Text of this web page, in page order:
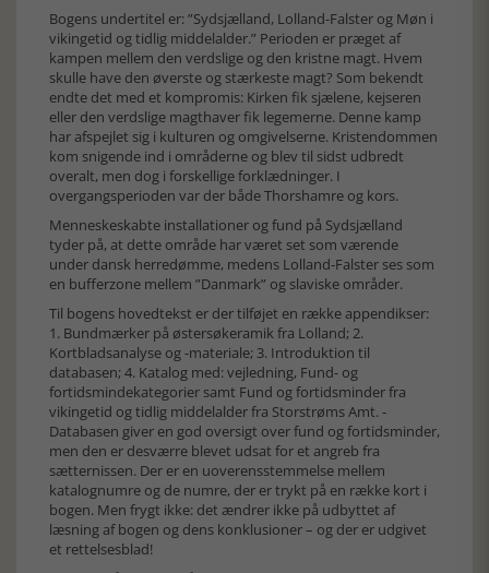
Bogens undertitel er: ”Sydsjælland, Lolland-Falster og Møn i
vikingetid og tidlig middelalder.” Perioden er præget af
kampen mellem den verdslige og den kristne magt. Hvem
skulle have den øverste og stærkeste magt? Som bekendt
endte det med et kompromis: Kirken fik sjælene, kejseren
eller den verdslige magthaver fik legemerne. Denne kamp
har afspejlet sig i kulturen og omgivelserne. Kristendommen
kom snigende ind i områderne og blev til sidst udbredt
overalt, men dog i forskellige forklædninger. I
overgangsperioden var der både Thorshamre og kors.
Menneskeskabte installationer og fund på Sydsjælland
tyder på, at dette område har været set som værende
under dansk herredømme, medens Lolland-Falster ses som
en bufferzone mellem ”Danmark” og slaviske områder.
Til bogens hovedtekst er der tilføjet en række appendikser:
1. Bundmærker på østersøkeramik fra Lolland; 2.
Kortbladsanalyse og -materiale; 3. Introduktion til
databasen; 4. Katalog med: vejledning, Fund- og
fortidsmindekategorier samt Fund og fortidsminder fra
vikingetid og tidlig middelalder fra Storstrøms Amt. -
Databasen giver en god oversigt over fund og fortidsminder,
men den er desværre blevet udsat for et angreb fra
sætternissen. Der er en uoverensstemmelse mellem
katalognumre og de numre, der er trykt på en række kort i
bogen. Men frygt ikke: det ændrer ikke på udbyttet af
læsning af bogen og dens konklusioner – og der er udgivet
et rettelsesblad!